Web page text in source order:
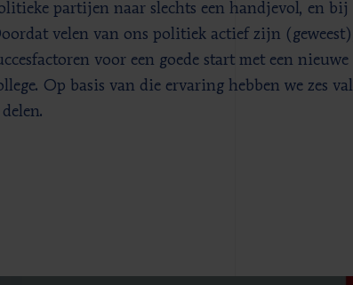
partijen naar slechts een handjevol, en bij
velen van ons politiek actief zijn
voor een goede start met een
Op basis van die ervaring hebben we zes